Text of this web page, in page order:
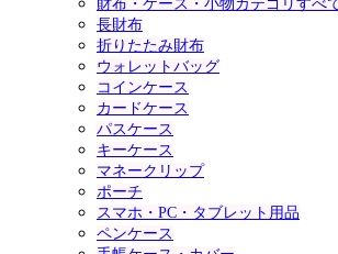
財布・ケース・小物カテゴリすべて
長財布
折りたたみ財布
ウォレットバッグ
コインケース
カードケース
パスケース
キーケース
マネークリップ
ポーチ
スマホ・PC・タブレット用品
ペンケース